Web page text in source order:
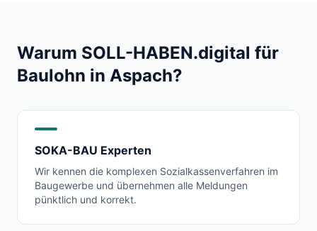
Warum SOLL-HABEN.digital für
Baulohn in Aspach?
SOKA-BAU Experten
Wir kennen die komplexen Sozialkassenverfahren im
Baugewerbe und übernehmen alle Meldungen
pünktlich und korrekt.